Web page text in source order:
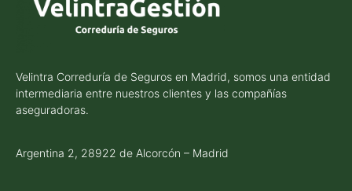
Velintra Correduría de Seguros en Madrid, somos una entidad
intermediaria entre nuestros clientes y las compañías
aseguradoras.
Argentina 2, 28922 de Alcorcón – Madrid